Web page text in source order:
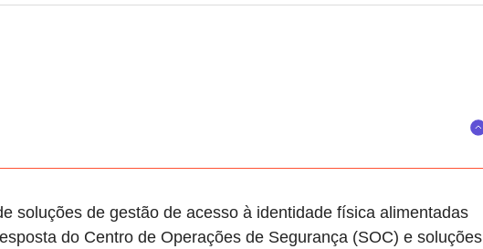
soluções de gestão de acesso à identidade física alimentadas
do Centro de Operações de Segurança (SOC) e soluções